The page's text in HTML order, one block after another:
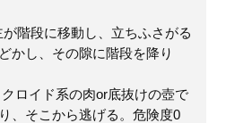
階段に移動し、立ちふさがる
かし、その隙に階段を降り
ロイド系の肉or底抜けの壺で
、そこから逃げる。危険度0